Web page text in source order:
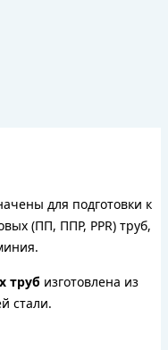
для подготовки к
(ПП, ППР, PPR) труб,
труб изготовлена из
стали.